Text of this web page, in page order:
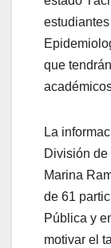
que
La
División
Marina
de 61
Pública y
motivar el